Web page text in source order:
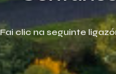
Fai clic na seguinte